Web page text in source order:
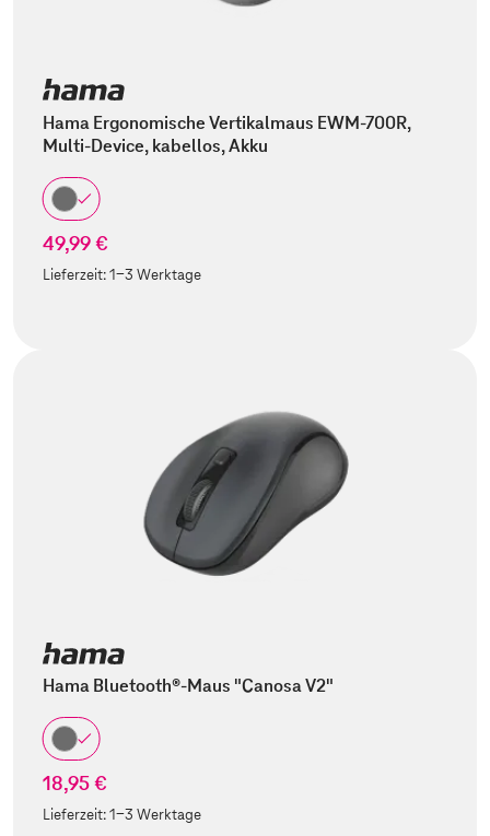
Hama Ergonomische Vertikalmaus EWM-700R,
Multi-Device, kabellos, Akku
49,99 €
Lieferzeit:1-3 Werktage
Hama Bluetooth®-Maus "Canosa V2"
18,95 €
Lieferzeit:1-3 Werktage